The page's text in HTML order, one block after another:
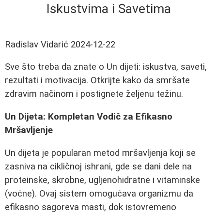
Iskustvima i Savetima
Radislav Vidarić 2024-12-22
Sve što treba da znate o Un dijeti: iskustva, saveti,
rezultati i motivacija. Otkrijte kako da smršate
zdravim načinom i postignete željenu težinu.
Un Dijeta: Kompletan Vodič za Efikasno
Mršavljenje
Un dijeta je popularan metod mršavljenja koji se
zasniva na cikličnoj ishrani, gde se dani dele na
proteinske, skrobne, ugljenohidratne i vitaminske
(voćne). Ovaj sistem omogućava organizmu da
efikasno sagoreva masti, dok istovremeno